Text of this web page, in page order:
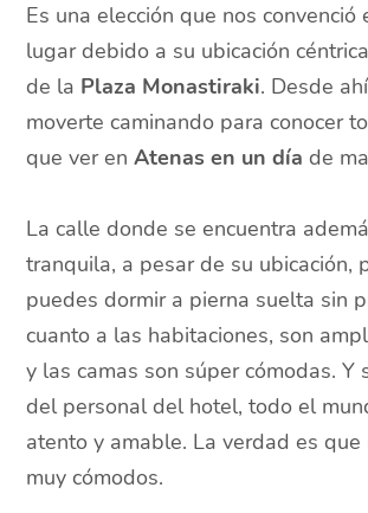
Es una elección que nos convenció
lugar debido a su ubicación
de la Plaza Monastiraki. Desde
moverte caminando para conocer
que ver enAtenas en un díade
La calle donde se encuentra
tranquila, a pesar de su ubicación,
puedes dormir a pierna suelta sin
cuanto a las habitaciones, son
y las camas son súper cómodas. Y
del personal del hotel, todo el
atento y amable. La verdad es que
muy cómodos.